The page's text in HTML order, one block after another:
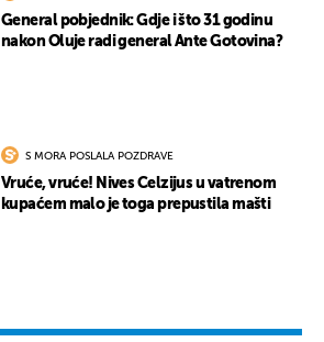
General pobjednik: Gdje i što 31 godinu
nakon Oluje radi general Ante Gotovina?
S MORA POSLALA POZDRAVE
Vruće, vruće! Nives Celzijus u vatrenom
kupaćem malo je toga prepustila mašti